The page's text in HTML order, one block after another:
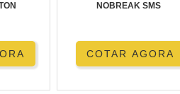
NOBREAK SMS
COTAR AGORA